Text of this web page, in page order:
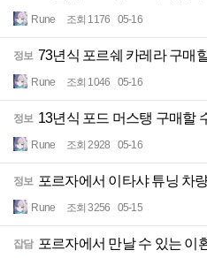
Rune 조회 1176 05-16
정보 73년식 포르쉐 카레라 구매
Rune 조회 1046 05-16
정보 13년식 포드 머스탱 구매할
Rune 조회 2928 05-16
정보 포르자에서 이타샤 튜닝 차
Rune 조회 3256 05-15
잡담 포르자에서 만날 수 있는 이